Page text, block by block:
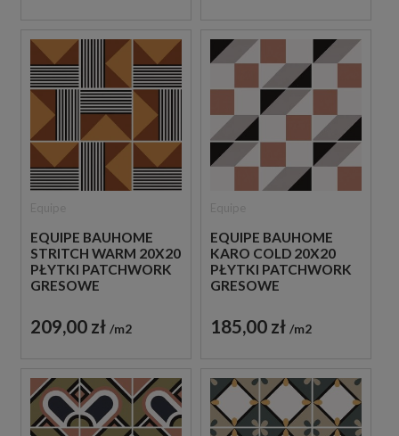
EQUIPE BAUHOME
STRITCH WARM 20X20
PŁYTKI PATCHWORK
GRESOWE
209,00 zł m2
EQUIPE BAUHOME
KARO COLD 20X20
PŁYTKI PATCHWORK
GRESOWE
185,00 zł m2